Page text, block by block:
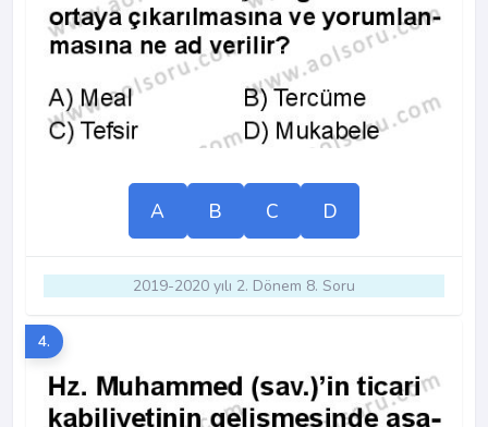
A B C D
2019-2020 yılı 2. Dönem 8. Soru
4.